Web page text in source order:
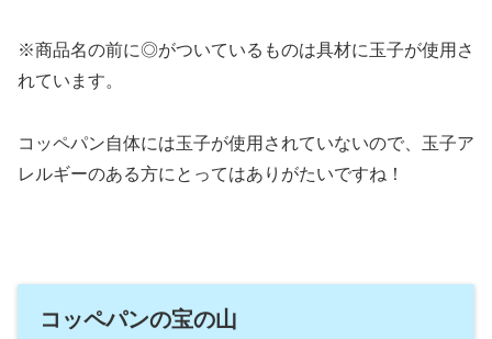
※商品名の前に◎がついているものは具材に玉子が使用さ
れています。
コッペパン自体には玉子が使用されていないので、玉子ア
レルギーのある方にとってはありがたいですね！
コッペパンの宝の山